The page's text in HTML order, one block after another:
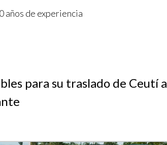
años de experiencia
para su traslado de Ceutí a